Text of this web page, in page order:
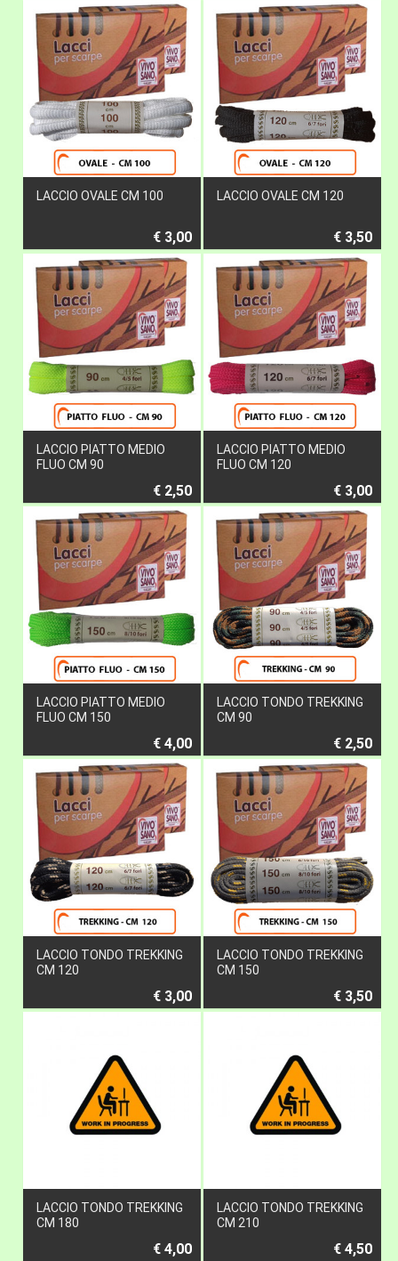
LACCIO OVALE CM 100
€ 3,00
LACCIO OVALE CM 120
€ 3,50
LACCIO PIATTO MEDIO
FLUO CM 90
€ 2,50
LACCIO PIATTO MEDIO
FLUO CM 120
€ 3,00
LACCIO PIATTO MEDIO
FLUO CM 150
€ 4,00
LACCIO TONDO TREKKING
CM 90
€ 2,50
LACCIO TONDO TREKKING
CM 120
€ 3,00
LACCIO TONDO TREKKING
CM 150
€ 3,50
LACCIO TONDO TREKKING
CM 180
€ 4,00
LACCIO TONDO TREKKING
CM 210
€ 4,50